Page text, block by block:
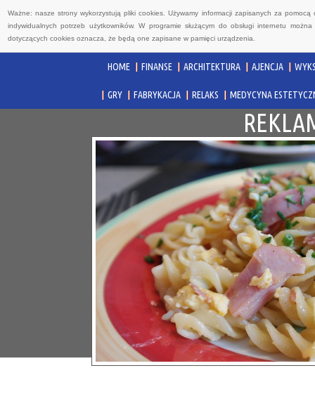
Ważne: nasze strony wykorzystują pliki cookies. Używamy informacji zapisanych za
indywidualnych potrzeb użytkowników. W programie służącym do obsługi internetu
dotyczących cookies oznacza, że będą one zapisane w pamięci urządzenia.
HOME FINANSE ARCHITEKTURA AJENCJA
GRY FABRYKACJA RELAKS MEDYCYNA